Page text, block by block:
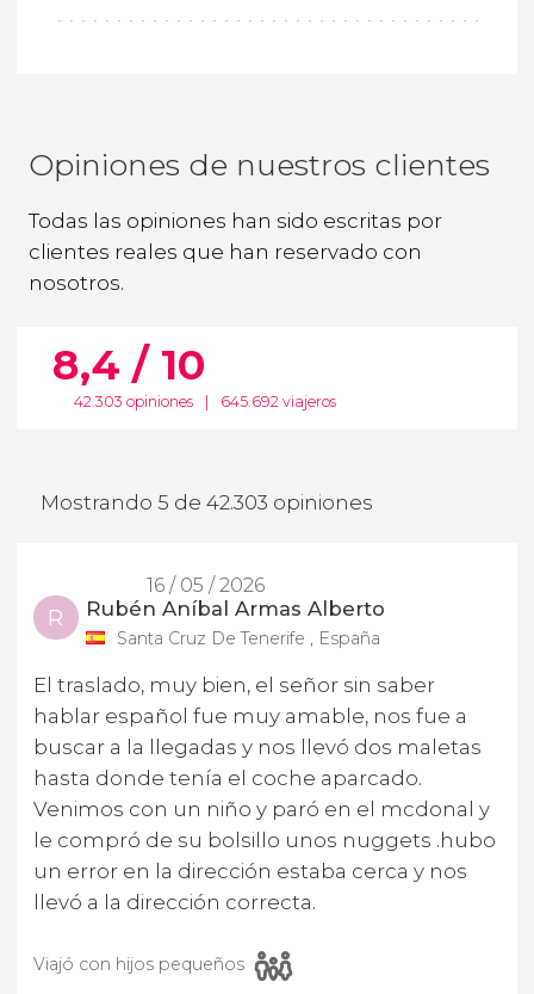
Opiniones de nuestros clientes
Todas las opiniones han sido escritas por
clientes reales que han reservado con
nosotros.
8,4 / 10
42.303 opiniones 645.692 viajeros
Mostrando 5 de 42.303 opiniones
16 / 05 / 2026
R Rubén Aníbal Armas Alberto
Santa Cruz De Tenerife , España
El traslado, muy bien, el señor sin saber
hablar español fue muy amable, nos fue a
buscar a la llegadas y nos llevó dos maletas
hasta donde tenía el coche aparcado.
Venimos con un niño y paró en el mcdonal y
le compró de su bolsillo unos nuggets .hubo
un error en la dirección estaba cerca y nos
llevó a la dirección correcta.
Viajó con hijos pequeños